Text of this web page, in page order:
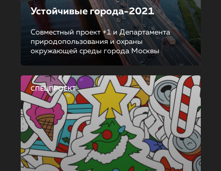
Устойчивые города-2021
Совместный проект +1 и Департамента
природопользования и охраны
окружающей среды города Москвы
СПЕЦПРОЕКТ